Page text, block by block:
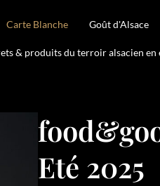
Carte Blanche Goût d'Alsace
& produits du terroir alsacien
Eté 2025